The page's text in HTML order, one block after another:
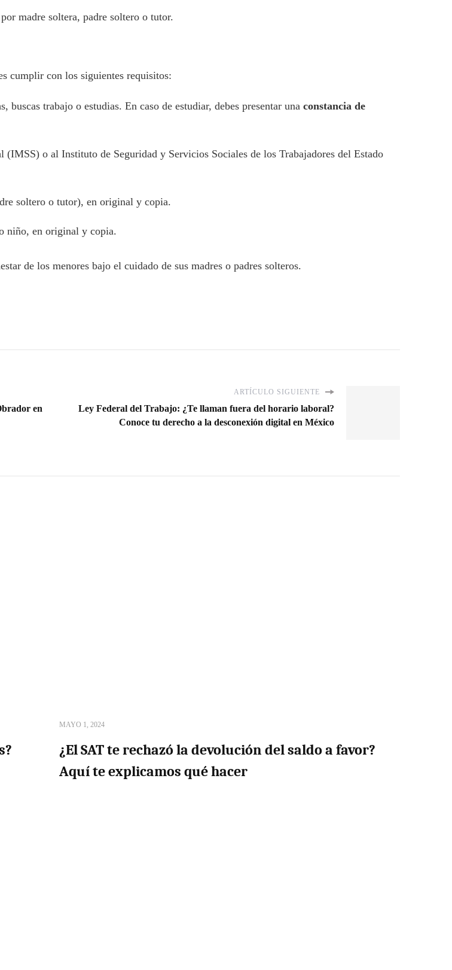
por madre soltera, padre soltero o tutor.
cumplir con los siguientes requisitos:
buscas trabajo o estudias. En caso de estudiar, debes presentar una constancia de
o al Instituto de Seguridad y Servicios Sociales de los Trabajadores del Estado
soltero o tutor), en original y copia.
niño, en original y copia.
de los menores bajo el cuidado de sus madres o padres solteros.
en
ARTÍCULO SIGUIENTE
Ley Federal del Trabajo: ¿Te llaman fuera del horario laboral?
Conoce tu derecho a la desconexión digital en México
MAYO 1, 2024
¿El SAT te rechazó la devolución del saldo a favor?
Aquí te explicamos qué hacer